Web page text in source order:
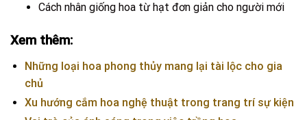
Cách nhân giống hoa từ hạt đơn giản cho người mới
Xem thêm:
Những loại hoa phong thủy mang lại tài lộc cho gia
chủ
Xu hướng cắm hoa nghệ thuật trong trang trí sự kiện